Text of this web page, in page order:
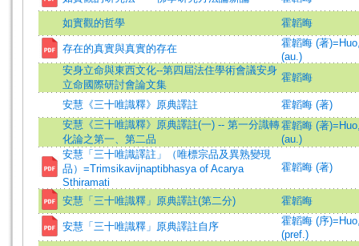
如實觀的哲學 霍韜晦
存在的真實與真實的存在
霍韜晦 (著
(au.)
安身立命與東西文化--第四屆法住學術會議安身
立命國際研討會論文集
霍韜晦
安慧《三十唯識釋》原典譯註
霍韜晦 (著)
安慧《三十唯識釋》原典譯註(一) -- 第一分識轉
化論之第一、第二品
霍韜晦 (著
(au.)
安慧「三十唯識譯註」（唯標宗品及異熟變現
品）=Trimsikavijnaptibhasya of Acarya
Sthiramati
霍韜晦 (著)
安慧「三十唯識釋」原典譯註(第二分) 霍韜晦
安慧「三十唯識釋」原典譯註自序
霍韜晦 (序
(pref.)